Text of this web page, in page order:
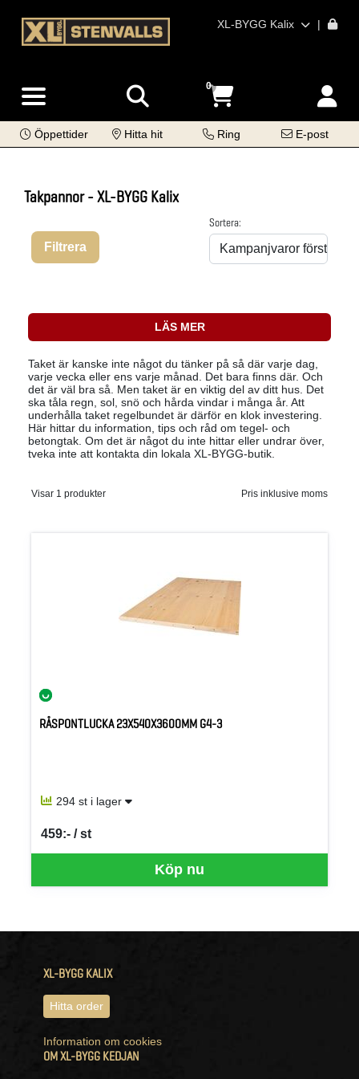
XL-BYGG Kalix |
0
Öppettider Hitta hit Ring E-post
Takpannor - XL-BYGG Kalix
Filtrera
Sortera:
LÄS MER
Taket är kanske inte något du tänker på så där varje dag,
varje vecka eller ens varje månad. Det bara finns där. Och
det är väl bra så. Men taket är en viktig del av ditt hus. Det
ska tåla regn, sol, snö och hårda vindar i många år. Att
underhålla taket regelbundet är därför en klok investering.
Här hittar du information, tips och råd om tegel- och
betongtak. Om det är något du inte hittar eller undrar över,
tveka inte att kontakta din lokala XL-BYGG-butik.
Visar 1 produkter Pris inklusive moms
RÅSPONTLUCKA 23X540X3600MM G4-3
294 st i lager
Köp nu
459:- / st
SEK per ST
XL-BYGG KALIX
Hitta order
Information om cookies
OM XL-BYGG KEDJAN